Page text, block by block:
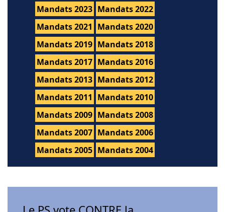
Mandats 2023 Mandats 2022
Mandats 2021 Mandats 2020
Mandats 2019 Mandats 2018
Mandats 2017 Mandats 2016
Mandats 2013 Mandats 2012
Mandats 2011 Mandats 2010
Mandats 2009 Mandats 2008
Mandats 2007 Mandats 2006
Mandats 2005 Mandats 2004